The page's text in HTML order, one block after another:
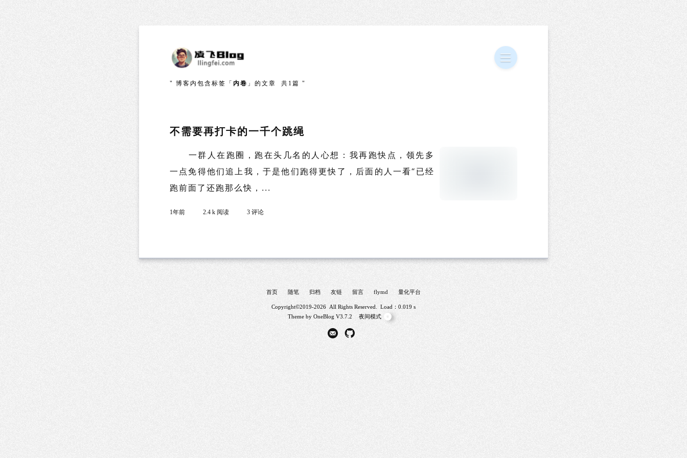
" 博客内包含标签「 内卷 」的文章 共1篇 "
不需要再打卡的一千个跳绳
一群人在跑圈，跑在头几名的人心想：我再跑快点，领先多
一点免得他们追上我，于是他们跑得更快了，后面的人一看“已经
跑前面了还跑那么快，...
1年前 2.4 k 阅读 3 评论
首页 随笔 归档 友链 留言 flymd 量化平台
Copyright©2019-2026 All Rights Reserved. Load：0.019 s
Theme by OneBlog V3.7.2 夜间模式